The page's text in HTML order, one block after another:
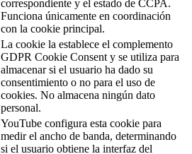
correspondiente y el estado de CCPA.
Funciona únicamente en coordinación
con la cookie principal.
La cookie la establece el complemento
GDPR Cookie Consent y se utiliza para
almacenar si el usuario ha dado su
consentimiento o no para el uso de
cookies. No almacena ningún dato
personal.
YouTube configura esta cookie para
medir el ancho de banda, determinando
si el usuario obtiene la interfaz del